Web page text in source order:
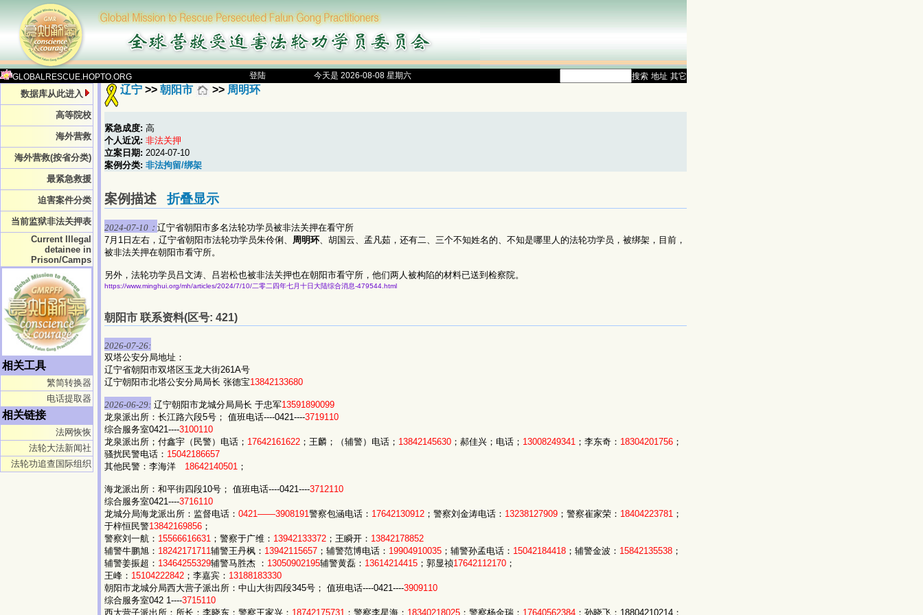
GLOBALRESCUE.HOPTO.ORG 登陆 今天是 2026-08-08 星期六 搜索 地址 其它
数据库从此进入
高等院校
海外营救
海外营救(按省分类)
最紧急救援
迫害案件分类
当前监狱非法关押表
Current Illegal
detainee in
Prison/Camps
相关工具
繁简转换器
电话提取器
相关链接
法网恢恢
法轮大法新闻社
法轮功追查国际组织
辽宁 >> 朝阳市 >> 周明环
紧急成度: 高
个人近况: 非法关押
立案日期: 2024-07-10
案例分类: 非法拘留/绑架
案例描述 折叠显示
2024-07-10： 辽宁省朝阳市多名法轮功学员被非法关押在看守所
7月1日左右，辽宁省朝阳市法轮功学员朱伶俐、 周明环 、胡国云、孟凡茹，还有二、三个不知姓名的、不知是哪里人的法轮功学员，被绑架，目前，
被非法关押在朝阳市看守所。
另外，法轮功学员吕文涛、吕岩松也被非法关押也在朝阳市看守所，他们两人被构陷的材料已送到检察院。
https://www.minghui.org/mh/articles/2024/7/10/二零二四年七月十日大陆综合消息-479544.html
朝阳市 联系资料(区号: 421)
2026-07-26:
双塔公安分局地址：
辽宁省朝阳市双塔区玉龙大街261A号
辽宁朝阳市北塔公安分局局长 张德宝13842133680
2026-06-29: 辽宁朝阳市龙城分局局长 于忠军13591890099
龙泉派出所：长江路六段5号； 值班电话----0421----3719110
综合服务室0421----3100110
龙泉派出所；付鑫宇（民警）电话； 17642161622 ；王麟；（辅警）电话； 13842145630 ；郝佳兴；电话； 13008249341 ；李东奇： 18304201756 ；
骚扰民警电话： 15042186657
其他民警：李海洋 18642140501 ；
海龙派出所：和平街四段10号； 值班电话----0421----3712110
综合服务室0421----3716110
龙城分局海龙派出所：监督电话： 0421——3908191警察包涵电话： 17642130912 ；警察刘金涛电话： 13238127909 ；警察崔家荣： 18404223781 ；
于梓恒民警13842169856 ；
警察刘一航： 15566616631 ；警察于广维： 13942133372 ；王瞬开： 13842178852
辅警牛鹏旭： 18242171711辅警王丹枫： 13942115657 ；辅警范博电话： 19904910035 ；辅警孙孟电话： 15042184418 ；辅警金波： 15842135538 ；
辅警姜振超： 13464255329辅警马胜杰 ： 13050902195辅警黄磊： 13614214415 ；郭显祯17642112170 ；
王峰： 15104222842 ；李嘉宾： 13188183330
朝阳市龙城分局西大营子派出所：中山大街四段345号； 值班电话----0421----3909110
综合服务室042 1----3715110
西大营子派出所：所长：李晓东；警察王家兴： 18742175731 ；警察李星海： 18340218025 ；警察杨金瑞： 17640562384 ；孙晓飞：18804210214；